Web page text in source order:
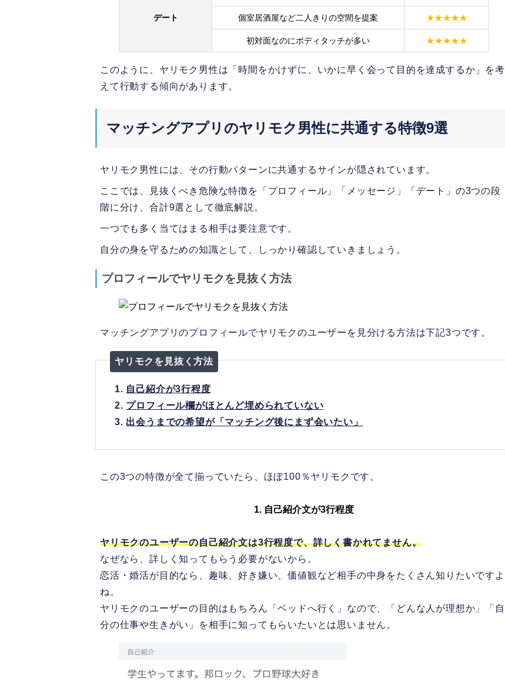
デート 個室居酒屋など二人きりの空間を提案 ★★★★★
初対面なのにボディタッチが多い ★★★★★
このように、ヤリモク男性は「時間をかけずに、いかに早く会って目的を達成するか」を考
えて行動する傾向があります。
マッチングアプリのヤリモク男性に共通する特徴9選
ヤリモク男性には、その行動パターンに共通するサインが隠されています。
ここでは、見抜くべき危険な特徴を「プロフィール」「メッセージ」「デート」の3つの段
階に分け、合計9選として徹底解説。
一つでも多く当てはまる相手は要注意です。
自分の身を守るための知識として、しっかり確認していきましょう。
プロフィールでヤリモクを見抜く方法
マッチングアプリのプロフィールでヤリモクのユーザーを見分ける方法は下記3つです。
ヤリモクを見抜く方法
1. 自己紹介が3行程度
2. プロフィール欄がほとんど埋められていない
3. 出会うまでの希望が「マッチング後にまず会いたい」
この3つの特徴が全て揃っていたら、ほぼ100％ヤリモクです。
1. 自己紹介文が3行程度
ヤリモクのユーザーの自己紹介文は3行程度で、詳しく書かれてません。
なぜなら、詳しく知ってもらう必要がないから。
恋活・婚活が目的なら、趣味、好き嫌い、価値観など相手の中身をたくさん知りたいですよ
ね。
ヤリモクのユーザーの目的はもちろん「ベッドへ行く」なので、「どんな人が理想か」「自
分の仕事や生きがい」を相手に知ってもらいたいとは思いません。